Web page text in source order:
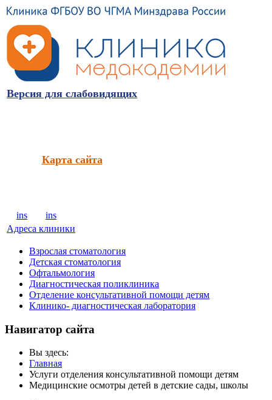
Версия для слабовидящих
Карта сайта
ins
ins
Адреса клиники
Взрослая стоматология
Детская стоматология
Офтальмология
Диагностическая поликлиника
Отделение консультативной помощи детям
Клинико- диагностическая лаборатория
Навигатор сайта
Вы здесь:
Главная
Услуги отделения консультативной помощи детям
Медицинские осмотры детей в детские сады, школы